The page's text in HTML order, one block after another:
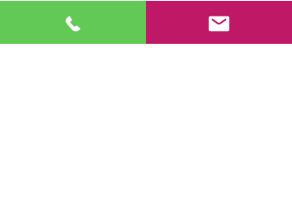
整）、
リアエアバック、